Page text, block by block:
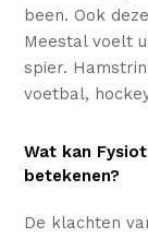
been. Ook
Meestal voelt
spier.
voetbal,
Wat kan
betekenen?
De klachten